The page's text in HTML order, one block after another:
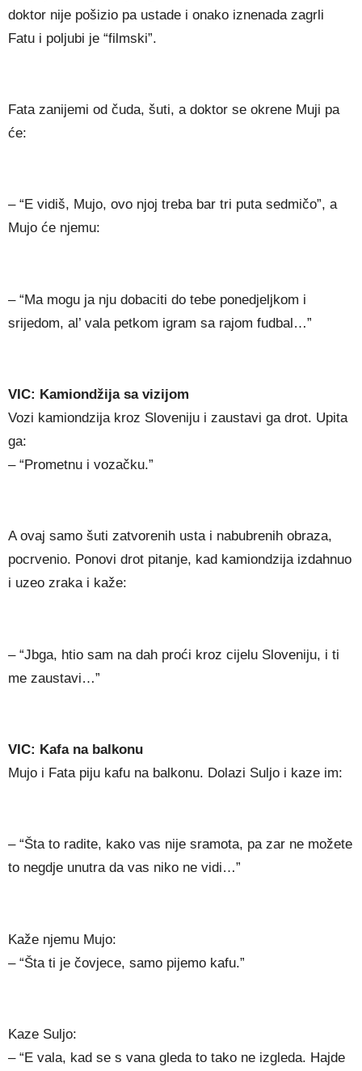
doktor nije pošizio pa ustade i onako iznenada zagrli
Fatu i poljubi je “filmski”.
Fata zanijemi od čuda, šuti, a doktor se okrene Muji pa
će:
– “E vidiš, Mujo, ovo njoj treba bar tri puta sedmičo”, a
Mujo će njemu:
– “Ma mogu ja nju dobaciti do tebe ponedjeljkom i
srijedom, al’ vala petkom igram sa rajom fudbal…”
VIC: Kamiondžija sa vizijom
Vozi kamiondzija kroz Sloveniju i zaustavi ga drot. Upita
ga:
– “Prometnu i vozačku.”
A ovaj samo šuti zatvorenih usta i nabubrenih obraza,
pocrvenio. Ponovi drot pitanje, kad kamiondzija izdahnuo
i uzeo zraka i kaže:
– “Jbga, htio sam na dah proći kroz cijelu Sloveniju, i ti
me zaustavi…”
VIC: Kafa na balkonu
Mujo i Fata piju kafu na balkonu. Dolazi Suljo i kaze im:
– “Šta to radite, kako vas nije sramota, pa zar ne možete
to negdje unutra da vas niko ne vidi…”
Kaže njemu Mujo:
– “Šta ti je čovjece, samo pijemo kafu.”
Kaze Suljo:
– “E vala, kad se s vana gleda to tako ne izgleda. Hajde